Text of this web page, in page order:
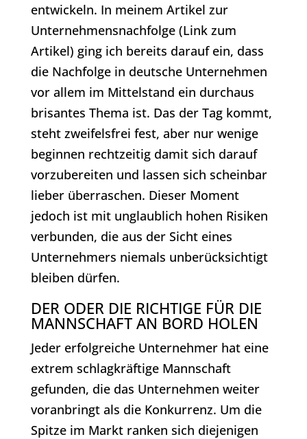
entwickeln. In meinem Artikel zur
Unternehmensnachfolge (Link zum
Artikel) ging ich bereits darauf ein, dass
die Nachfolge in deutsche Unternehmen
vor allem im Mittelstand ein durchaus
brisantes Thema ist. Das der Tag kommt,
steht zweifelsfrei fest, aber nur wenige
beginnen rechtzeitig damit sich darauf
vorzubereiten und lassen sich scheinbar
lieber überraschen. Dieser Moment
jedoch ist mit unglaublich hohen Risiken
verbunden, die aus der Sicht eines
Unternehmers niemals unberücksichtigt
bleiben dürfen.
DER ODER DIE RICHTIGE FÜR DIE
MANNSCHAFT AN BORD HOLEN
Jeder erfolgreiche Unternehmer hat eine
extrem schlagkräftige Mannschaft
gefunden, die das Unternehmen weiter
voranbringt als die Konkurrenz. Um die
Spitze im Markt ranken sich diejenigen